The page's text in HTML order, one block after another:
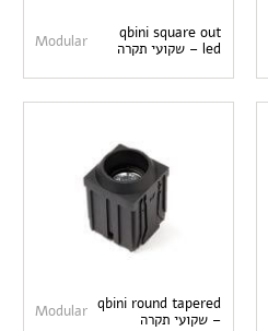
qbini square out
led – שקועי תקרה
Modular
qbini round tapered
– שקועי תקרה
Modular